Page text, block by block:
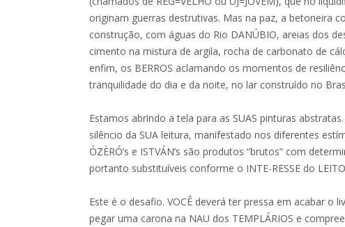
originam guerras destrutivas. Mas na paz, a betoneira
construção, com águas do Rio DANÚBIO, areias dos
cimento na mistura de argila, rocha de carbonato de
enfim, os BERROS aclamando os momentos de
tranquilidade do dia e da noite, no lar construído no
Estamos abrindo a tela para as SUAS pinturas
silêncio da SUA leitura, manifestado nos diferentes
ÓZÈRÓ’s e ISTVÁN’s são produtos “brutos” com
portanto substituíveis conforme o INTE-RESSE do
Este é o desafio. VOCÊ deverá ter pressa em acabar o
pegar uma carona na NAU dos TEMPLÁRIOS e